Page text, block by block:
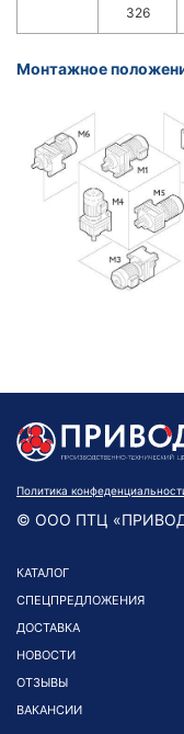
326
Монтажное
Политика
© ООО ПТЦ
КАТАЛОГ
СПЕЦПРЕДЛОЖЕНИЯ
ДОСТАВКА
НОВОСТИ
ОТЗЫВЫ
ВАКАНСИИ